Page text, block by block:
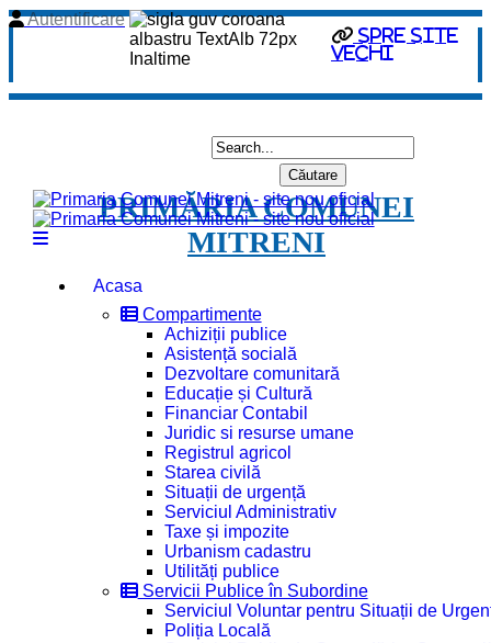
spre site
vechi
Autentificare
PRIMĂRIA COMUNEI
MITRENI
Acasa
Compartimente
Achiziții publice
Asistență socială
Dezvoltare comunitară
Educație și Cultură
Financiar Contabil
Juridic si resurse umane
Registrul agricol
Starea civilă
Situații de urgență
Serviciul Administrativ
Taxe și impozite
Urbanism cadastru
Utilități publice
Servicii Publice în Subordine
Serviciul Voluntar pentru Situații de
Poliția Locală